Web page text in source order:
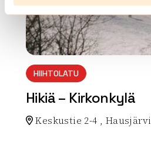
HIIHTOLATU
Hikiä – Kirkonkylä
Keskustie 2-4 , Hausjärvi